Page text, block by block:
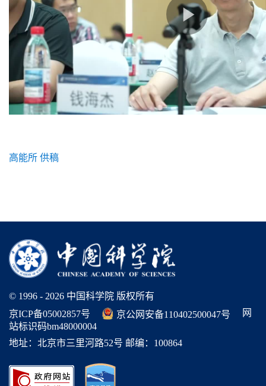
高能所 供稿
© 1996 - 2026 中国科学院 版权所有
京ICP备05002857号
京公网安备110402500047号
网
站标识码bm48000004
地址：北京市三里河路52号 邮编：100864